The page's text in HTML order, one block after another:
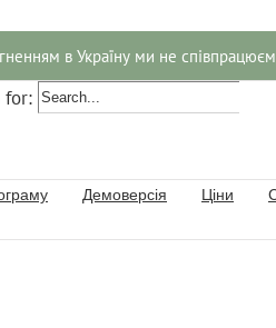
в Україну ми не
for:
Демоверсія Ціни